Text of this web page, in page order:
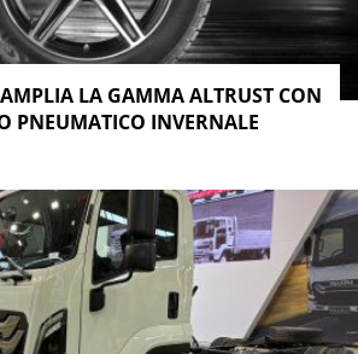
LA GAMMA ALTRUST CON
PNEUMATICO INVERNALE